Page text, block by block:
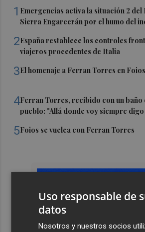
1 Emergencias activa la situación 2 del
Sierra Engarcerán por el humo del
2España restablece los controles
viajeros procedentes de Italia
3El homenaje a Ferran Torres en
4Ferran Torres, recibido con un baño
pueblo: "Allá donde voy siempre
5Foios se vuelca con Ferran Torres
Uso responsable de
datos
Nosotros y nuestros socios